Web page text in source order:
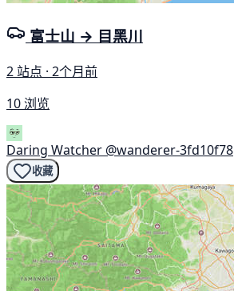
富士山 → 目黑川
2 站点 · 2个月前
10 浏览
Daring Watcher @wanderer-3fd10f78
收藏